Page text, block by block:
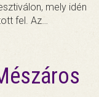
mely idén
fel. Az…